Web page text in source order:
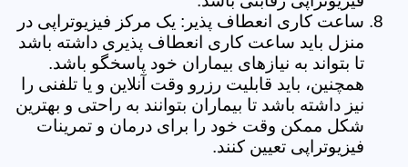
ساعت کاری انعطاف پذیر: یک مرکز فیزیوتراپی در
منزل باید ساعت کاری انعطاف پذیری داشته باشد
تا بتواند به نیازهای بیماران خود پاسخگو باشد.
همچنین، باید قابلیت رزرو وقت آنلاین و یا تلفنی را
نیز داشته باشد تا بیماران بتوانند به راحتی و بهترین
شکل ممکن وقت خود را برای درمان و تمرینات
فیزیوتراپی تعیین کنند.